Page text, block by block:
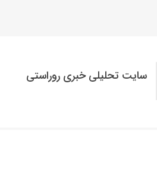
سایت تحلیلی خبری روراستی